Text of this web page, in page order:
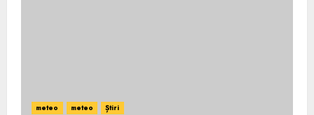
meteo meteo Știri